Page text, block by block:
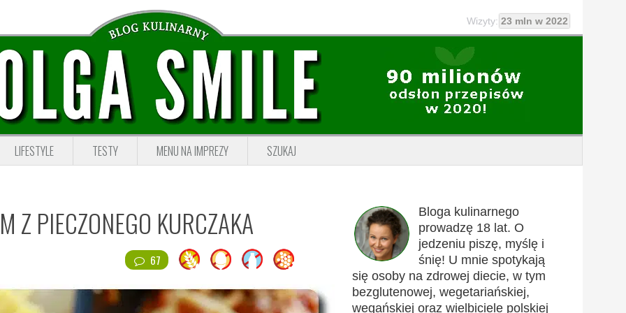
Wizyty: 23 mln w 2022
LIFESTYLE TESTY MENU NA IMPREZY SZUKAJ
Z PIECZONEGO KURCZAKA
67
Bloga kulinarnego
prowadzę 18 lat. O
jedzeniu piszę, myślę i
śnię! U mnie spotykają
się osoby na zdrowej diecie, w tym
bezglutenowej, wegetariańskiej,
wegańskiej oraz wielbiciele polskiej